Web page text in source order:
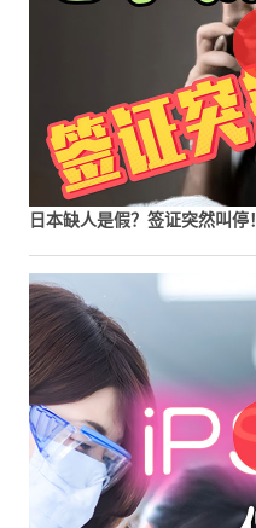
日本缺人是假？签证突然叫停！